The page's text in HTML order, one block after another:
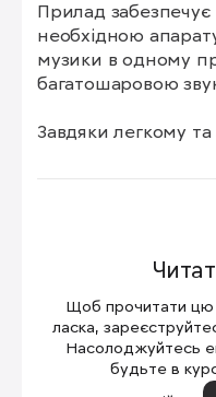
Прилад забезпечує
необхідною
музики в одному
багатошаровою
Завдяки легкому
З неймовірним
синтезаторних
безлічі ритмів,
вам створити
енергією, та
Щоб прочитати цю
ласка,
Насолоджуйтесь
будьте в